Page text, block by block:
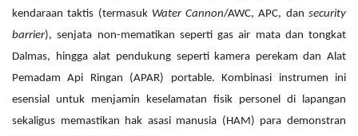
kendaraan taktis (termasuk Water Cannon/AWC, APC, dansecurity
barrier), senjata non-mematikan seperti gas air mata dan tongkat
Dalmas, hingga alat pendukung seperti kamera perekam dan Alat
Pemadam Api Ringan (APAR) portable. Kombinasi instrumen ini
esensial untuk menjamin keselamatan fisik personel di lapangan
sekaligus memastikan hak asasi manusia (HAM) para demonstran